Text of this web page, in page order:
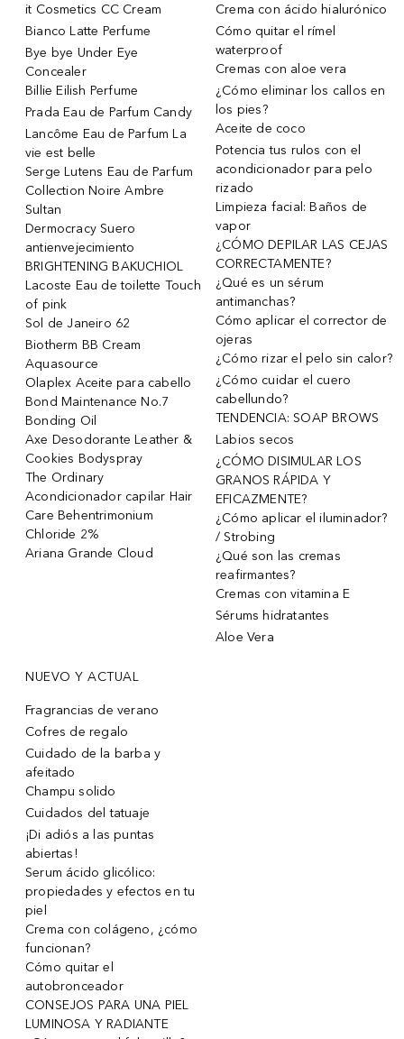
it Cosmetics CC Cream
Bianco Latte Perfume
Bye bye Under Eye
Concealer
Billie Eilish Perfume
Prada Eau de Parfum Candy
Lancôme Eau de Parfum La
vie est belle
Serge Lutens Eau de Parfum
Collection Noire Ambre
Sultan
Dermocracy Suero
antienvejecimiento
BRIGHTENING BAKUCHIOL
Lacoste Eau de toilette Touch
of pink
Sol de Janeiro 62
Biotherm BB Cream
Aquasource
Olaplex Aceite para cabello
Bond Maintenance No.7
Bonding Oil
Axe Desodorante Leather &
Cookies Bodyspray
The Ordinary
Acondicionador capilar Hair
Care Behentrimonium
Chloride 2%
Ariana Grande Cloud
Crema con ácido hialurónico
Cómo quitar el rímel
waterproof
Cremas con aloe vera
¿Cómo eliminar los callos en
los pies?
Aceite de coco
Potencia tus rulos con el
acondicionador para pelo
rizado
Limpieza facial: Baños de
vapor
¿CÓMO DEPILAR LAS CEJAS
CORRECTAMENTE?
¿Qué es un sérum
antimanchas?
Cómo aplicar el corrector de
ojeras
¿Cómo rizar el pelo sin calor?
¿Cómo cuidar el cuero
cabellundo?
TENDENCIA: SOAP BROWS
Labios secos
¿CÓMO DISIMULAR LOS
GRANOS RÁPIDA Y
EFICAZMENTE?
¿Cómo aplicar el iluminador?
/ Strobing
¿Qué son las cremas
reafirmantes?
Cremas con vitamina E
Sérums hidratantes
Aloe Vera
NUEVO Y ACTUAL
Fragrancias de verano
Cofres de regalo
Cuidado de la barba y
afeitado
Champu solido
Cuidados del tatuaje
¡Di adiós a las puntas
abiertas!
Serum ácido glicólico:
propiedades y efectos en tu
piel
Crema con colágeno, ¿cómo
funcionan?
Cómo quitar el
autobronceador
CONSEJOS PARA UNA PIEL
LUMINOSA Y RADIANTE